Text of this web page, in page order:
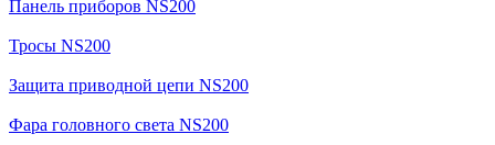
Панель приборов NS200
Тросы NS200
Защита приводной цепи NS200
Фара головного света NS200